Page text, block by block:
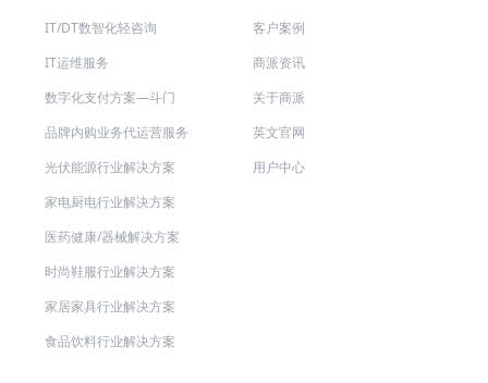
IT/DT数智化轻咨询
IT运维服务
数字化支付方案—斗门
品牌内购业务代运营服务
光伏能源行业解决方案
家电厨电行业解决方案
医药健康/器械解决方案
时尚鞋服行业解决方案
家居家具行业解决方案
食品饮料行业解决方案
客户案例
商派资讯
关于商派
英文官网
用户中心